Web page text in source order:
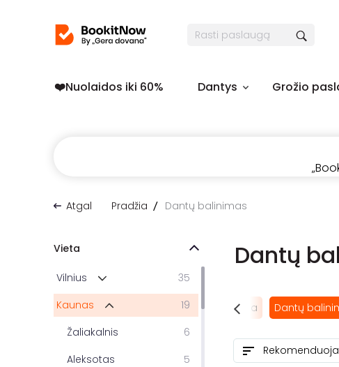
❤️️Nuolaidos iki 60% Dantys Grožio
Atgal Pradžia Dantų balinimas
Dantų
Burnos higiena Dantų
Vieta
Vilnius
35
Kaunas
19
Žaliakalnis
6
Aleksotas
5